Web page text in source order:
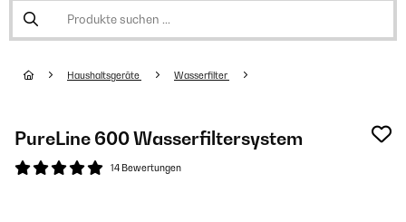
Haushaltsgeräte Wasserfilter
PureLine 600 Wasserfiltersystem
14 Bewertungen